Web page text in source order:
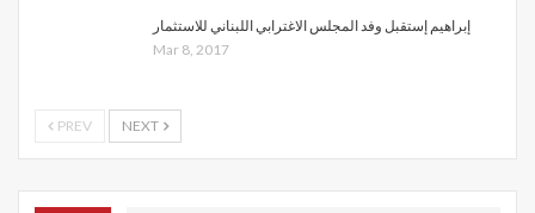
إبراهيم إستقبل وفد المجلس الاغترابي اللبناني للاستثمار
Mar 8, 2017
PREV NEXT